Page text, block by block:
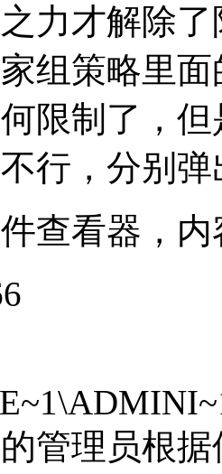
力才解除
组策略里
限制了，
行，分别
查看器，
管理员根据